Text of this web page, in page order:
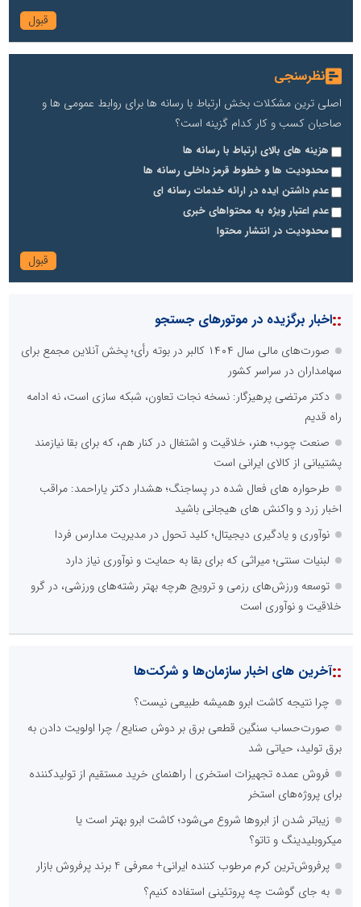
نظرسنجی
اصلی ترین مشکلات بخش ارتباط با رسانه ها برای روابط عمومی ها و
صاحبان کسب و کار کدام گزینه است؟
هزینه های بالای ارتباط با رسانه ها
محدودیت ها و خطوط قرمز داخلی رسانه ها
عدم داشتن ایده در ارائه خدمات رسانه ای
عدم اعتبار ویژه به محتواهای خبری
محدودیت در انتشار محتوا
::اخبار برگزیده در موتورهای جستجو
صورت‌های مالی سال ۱۴۰۴ کالبر در بوته رأی؛ پخش آنلاین مجمع برای
سهامداران در سراسر کشور
دکتر مرتضی پرهیزگار: نسخه نجات تعاون، شبکه سازی است، نه ادامه
راه قدیم
صنعت چوب؛ هنر، خلاقیت و اشتغال در کنار هم، که برای بقا نیازمند
پشتیبانی از کالای ایرانی است
طرحواره های فعال شده در پساجنگ؛ هشدار دکتر یاراحمد: مراقب
اخبار زرد و واکنش های هیجانی باشید
نوآوری و یادگیری دیجیتال؛ کلید تحول در مدیریت مدارس فردا
لبنیات سنتی؛ میراثی که برای بقا به حمایت و نوآوری نیاز دارد
توسعه ورزش‌های رزمی و ترویج هرچه بهتر رشته‌های ورزشی، در گرو
خلاقیت و نوآوری است
::آخرین های اخبار سازمان‌ها و شرکت‌ها
چرا نتیجه کاشت ابرو همیشه طبیعی نیست؟
صورت‌حساب سنگین قطعی برق بر دوش صنایع/ چرا اولویت دادن به
برق تولید، حیاتی شد
فروش عمده تجهیزات استخری | راهنمای خرید مستقیم از تولیدکننده
برای پروژه‌های استخر
زیباتر شدن از ابروها شروع می‌شود؛ کاشت ابرو بهتر است یا
میکروبلیدینگ و تاتو؟
پرفروش‌ترین کرم مرطوب کننده ایرانی+ معرفی 4 برند پرفروش بازار
به جای گوشت چه پروتئینی استفاده کنیم؟